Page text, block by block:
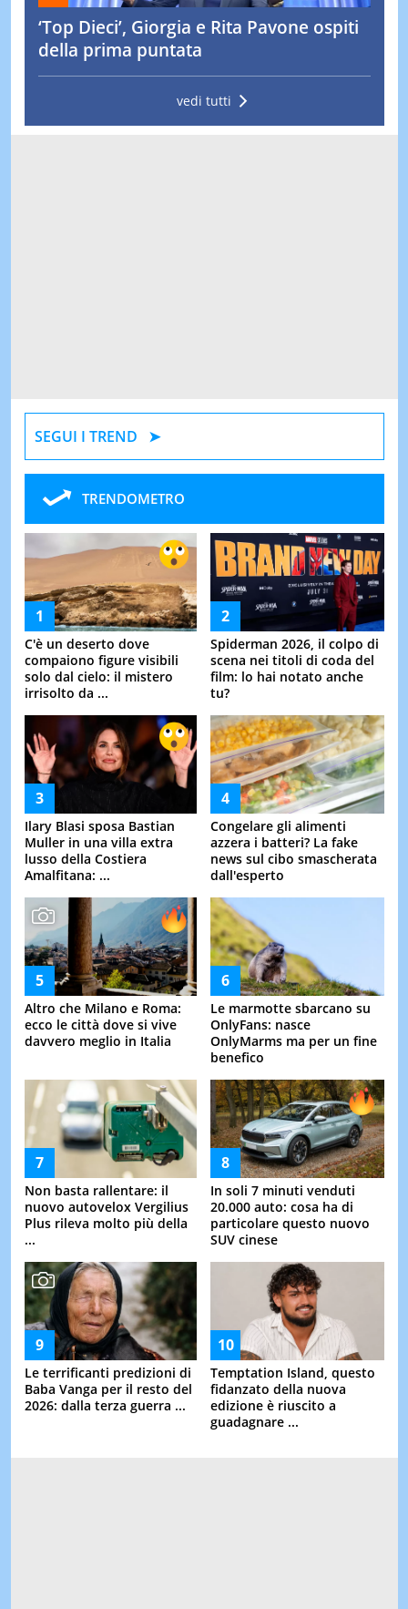
‘Top Dieci’, Giorgia e Rita Pavone ospiti
della prima puntata
vedi tutti
SEGUI I TREND
TRENDOMETRO
C'è un deserto dove
compaiono figure visibili
solo dal cielo: il mistero
irrisolto da ...
Spiderman 2026, il colpo di
scena nei titoli di coda del
film: lo hai notato anche
tu?
Ilary Blasi sposa Bastian
Muller in una villa extra
lusso della Costiera
Amalfitana: ...
Congelare gli alimenti
azzera i batteri? La fake
news sul cibo smascherata
dall'esperto
Altro che Milano e Roma:
ecco le città dove si vive
davvero meglio in Italia
Le marmotte sbarcano su
OnlyFans: nasce
OnlyMarms ma per un fine
benefico
Non basta rallentare: il
nuovo autovelox Vergilius
Plus rileva molto più della
...
In soli 7 minuti venduti
20.000 auto: cosa ha di
particolare questo nuovo
SUV cinese
Le terrificanti predizioni di
Baba Vanga per il resto del
2026: dalla terza guerra ...
Temptation Island, questo
fidanzato della nuova
edizione è riuscito a
guadagnare ...